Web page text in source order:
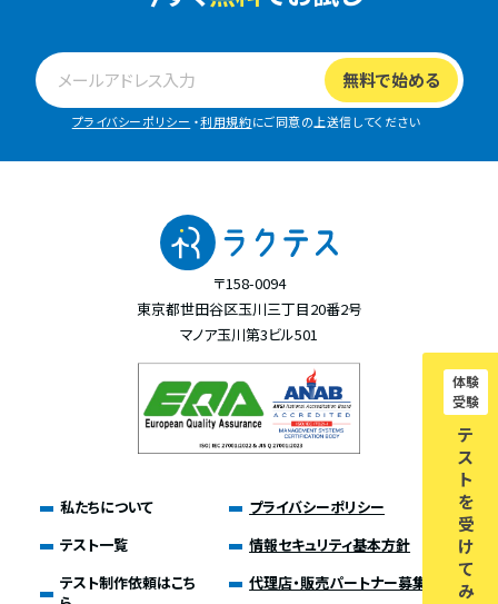
体験
受験
テ
ス
ト
を
受
け
て
み
プライバシーポリシー ・利用規約にご同意の上送信してください
〒158-0094
東京都世田谷区玉川三丁目20番2号
マノア玉川第3ビル501
私たちについて
テスト一覧
テスト制作依頼はこち
プライバシーポリシー
情報セキュリティ基本方針
代理店・販売パートナー募集